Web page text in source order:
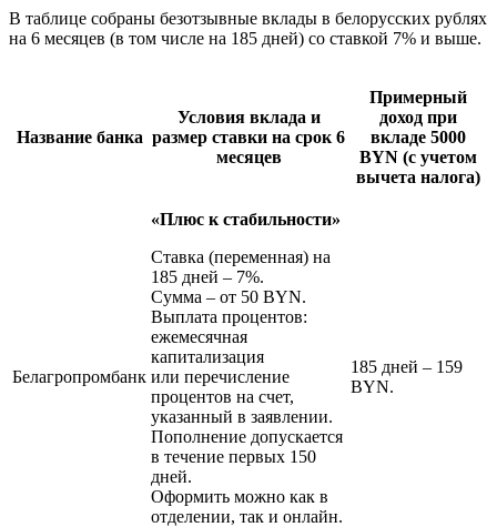
В таблице собраны безотзывные вклады в белорусских рублях
на 6 месяцев (в том числе на 185 дней) со ставкой 7% и выше.
Название банка
Условия вклада и
размер ставки на срок 6
месяцев
Примерный
доход при
вкладе 5000
BYN (с учетом
вычета налога)
Белагропромбанк
«Плюс к стабильности»
Ставка (переменная) на
185 дней – 7%.
Сумма – от 50 BYN.
Выплата процентов:
ежемесячная
капитализация
или перечисление
процентов на счет,
указанный в заявлении.
Пополнение допускается
в течение первых 150
дней.
Оформить можно как в
отделении, так и онлайн.
185 дней – 159
BYN.